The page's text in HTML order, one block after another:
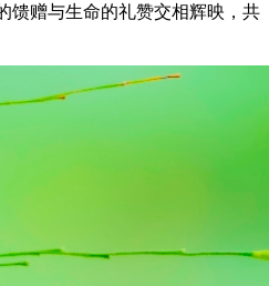
馈赠与生命的礼赞交相辉映，共